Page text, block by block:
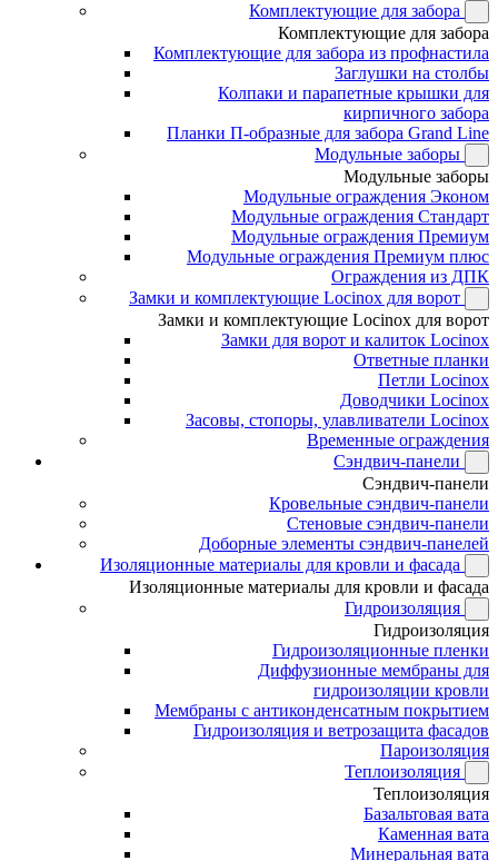
Комплектующие для забора
Комплектующие для забора
Комплектующие для забора из профнастила
Заглушки на столбы
Колпаки и парапетные крышки для
кирпичного забора
Планки П-образные для забора Grand Line
Модульные заборы
Модульные заборы
Модульные ограждения Эконом
Модульные ограждения Стандарт
Модульные ограждения Премиум
Модульные ограждения Премиум плюс
Ограждения из ДПК
Замки и комплектующие Locinox для ворот
Замки и комплектующие Locinox для ворот
Замки для ворот и калиток Locinox
Ответные планки
Петли Locinox
Доводчики Locinox
Засовы, стопоры, улавливатели Locinox
Временные ограждения
Сэндвич-панели
Сэндвич-панели
Кровельные сэндвич-панели
Стеновые сэндвич-панели
Доборные элементы сэндвич-панелей
Изоляционные материалы для кровли и фасада
Изоляционные материалы для кровли и фасада
Гидроизоляция
Гидроизоляция
Гидроизоляционные пленки
Диффузионные мембраны для
гидроизоляции кровли
Мембраны с антиконденсатным покрытием
Гидроизоляция и ветрозащита фасадов
Пароизоляция
Теплоизоляция
Теплоизоляция
Базальтовая вата
Каменная вата
Минеральная вата